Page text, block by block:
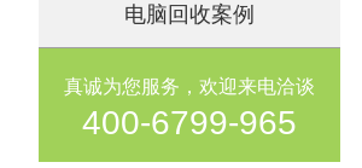
电脑回收案例
真诚为您服务，欢迎来电洽谈
400-6799-965